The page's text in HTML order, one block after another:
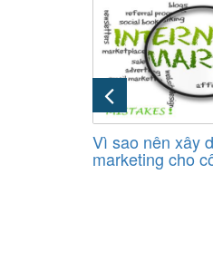
Vì sao nên xây
marketing cho